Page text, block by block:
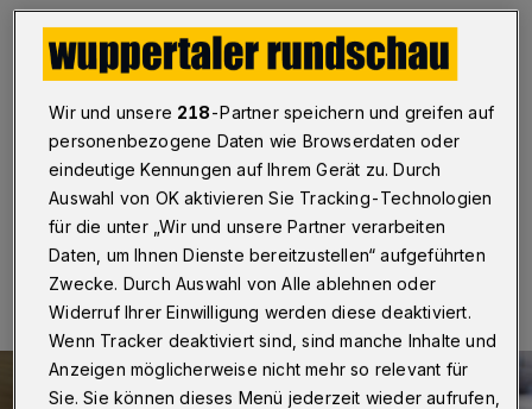
Ladiendieb wehrt sich heftig
33-Jähriger am Samstagmorgen (3. November 2018)
festgenommen worden.
04.11.2018 , 10:26 Uhr Eine Minute Lesezeit
Wir und unsere 218-Partner speichern und greifen auf
personenbezogene Daten wie Browserdaten oder
eindeutige Kennungen auf Ihrem Gerät zu. Durch
Auswahl von OK aktivieren Sie Tracking-Technologien
für die unter „Wir und unsere Partner verarbeiten
Daten, um Ihnen Dienste bereitzustellen“ aufgeführten
Zwecke. Durch Auswahl von Alle ablehnen oder
Widerruf Ihrer Einwilligung werden diese deaktiviert.
Wenn Tracker deaktiviert sind, sind manche Inhalte und
Anzeigen möglicherweise nicht mehr so relevant für
Sie. Sie können dieses Menü jederzeit wieder aufrufen,